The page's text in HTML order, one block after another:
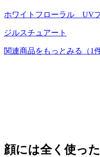
ホワイトフローラル UV
ジルスチュアート
関連商品をもっとみる （1
顔には全く使っ